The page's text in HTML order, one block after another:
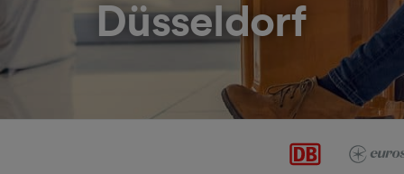
Düsseldorf